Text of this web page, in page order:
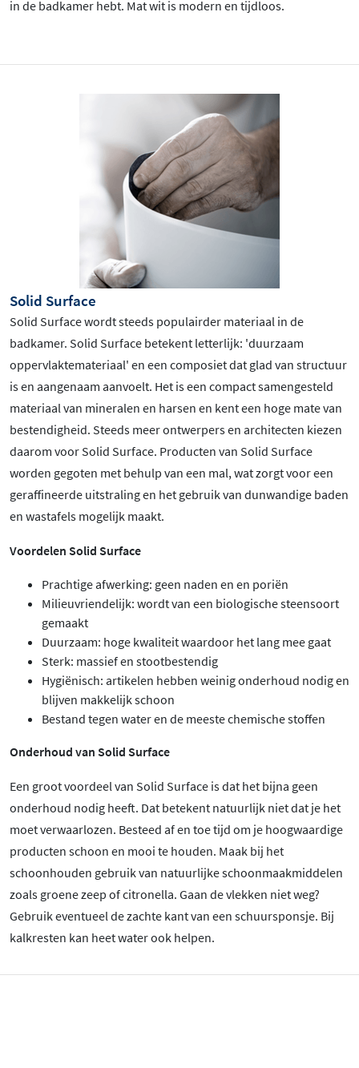
in de badkamer hebt. Mat wit is modern en tijdloos.
Solid Surface
Solid Surface wordt steeds populairder materiaal in de
badkamer. Solid Surface betekent letterlijk: 'duurzaam
oppervlaktemateriaal' en een composiet dat glad van structuur
is en aangenaam aanvoelt. Het is een compact samengesteld
materiaal van mineralen en harsen en kent een hoge mate van
bestendigheid. Steeds meer ontwerpers en architecten kiezen
daarom voor Solid Surface. Producten van Solid Surface
worden gegoten met behulp van een mal, wat zorgt voor een
geraffineerde uitstraling en het gebruik van dunwandige baden
en wastafels mogelijk maakt.
Voordelen Solid Surface
Prachtige afwerking: geen naden en en poriën
Milieuvriendelijk: wordt van een biologische steensoort
gemaakt
Duurzaam: hoge kwaliteit waardoor het lang mee gaat
Sterk: massief en stootbestendig
Hygiënisch: artikelen hebben weinig onderhoud nodig en
blijven makkelijk schoon
Bestand tegen water en de meeste chemische stoffen
Onderhoud van Solid Surface
Een groot voordeel van Solid Surface is dat het bijna geen
onderhoud nodig heeft. Dat betekent natuurlijk niet dat je het
moet verwaarlozen. Besteed af en toe tijd om je hoogwaardige
producten schoon en mooi te houden. Maak bij het
schoonhouden gebruik van natuurlijke schoonmaakmiddelen
zoals groene zeep of citronella. Gaan de vlekken niet weg?
Gebruik eventueel de zachte kant van een schuursponsje. Bij
kalkresten kan heet water ook helpen.